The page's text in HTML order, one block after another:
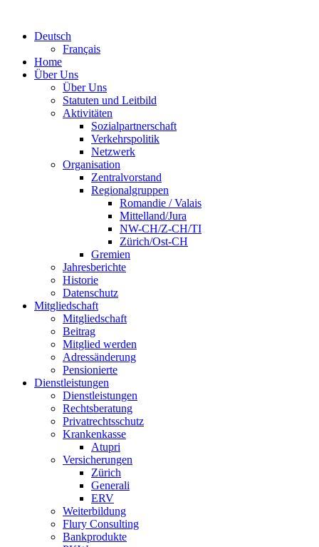
Deutsch
Français
Home
Über Uns
Über Uns
Statuten und Leitbild
Aktivitäten
Sozialpartnerschaft
Verkehrspolitik
Netzwerk
Organisation
Zentralvorstand
Regionalgruppen
Romandie / Valais
Mittelland/Jura
NW-CH/Z-CH/TI
Zürich/Ost-CH
Gremien
Jahresberichte
Historie
Datenschutz
Mitgliedschaft
Mitgliedschaft
Beitrag
Mitglied werden
Adressänderung
Pensionierte
Dienstleistungen
Dienstleistungen
Rechtsberatung
Privatrechtsschutz
Krankenkasse
Atupri
Versicherungen
Zürich
Generali
ERV
Weiterbildung
Flury Consulting
Bankprodukte